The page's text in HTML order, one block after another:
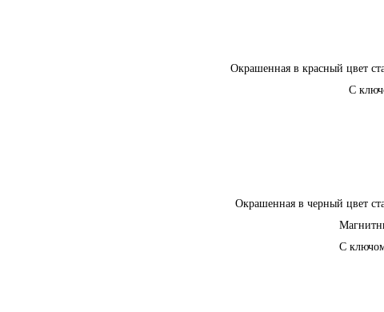
Окрашенная в красный цвет
С
Окрашенная в черный цвет
С